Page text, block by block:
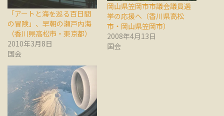
「アートと海を巡る百日間
の冒険」、早朝の瀬戸内海
（香川県高松市・東京都）
2010年3月8日
国会
岡山県笠岡市市議会議員選
挙の応援へ（香川県高松
市・岡山県笠岡市）
2008年4月13日
国会